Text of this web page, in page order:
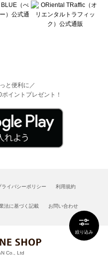
絞り込み
と便利に／
イントプレゼント！
ライバシーポリシー 利用規約
法に基づく記載 お問い合わせ
Co., Ltd